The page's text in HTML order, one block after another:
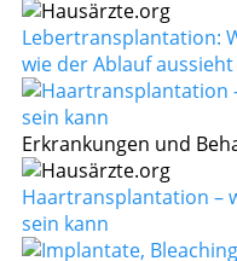
Lebertransplantation:
wie der Ablauf aussieht
Erkrankungen und
Haartransplantation –
sein kann